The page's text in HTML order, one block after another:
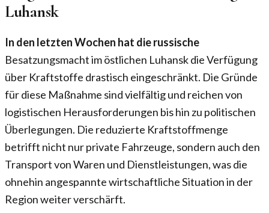
Luhansk
In den letzten Wochen hat die russische
Besatzungsmacht im östlichen Luhansk die Verfügung
über Kraftstoffe drastisch eingeschränkt. Die Gründe
für diese Maßnahme sind vielfältig und reichen von
logistischen Herausforderungen bis hin zu politischen
Überlegungen. Die reduzierte Kraftstoffmenge
betrifft nicht nur private Fahrzeuge, sondern auch den
Transport von Waren und Dienstleistungen, was die
ohnehin angespannte wirtschaftliche Situation in der
Region weiter verschärft.